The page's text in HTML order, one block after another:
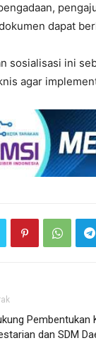
dapat
sosialisasi ini
agar
Pembentukan
dan SDM